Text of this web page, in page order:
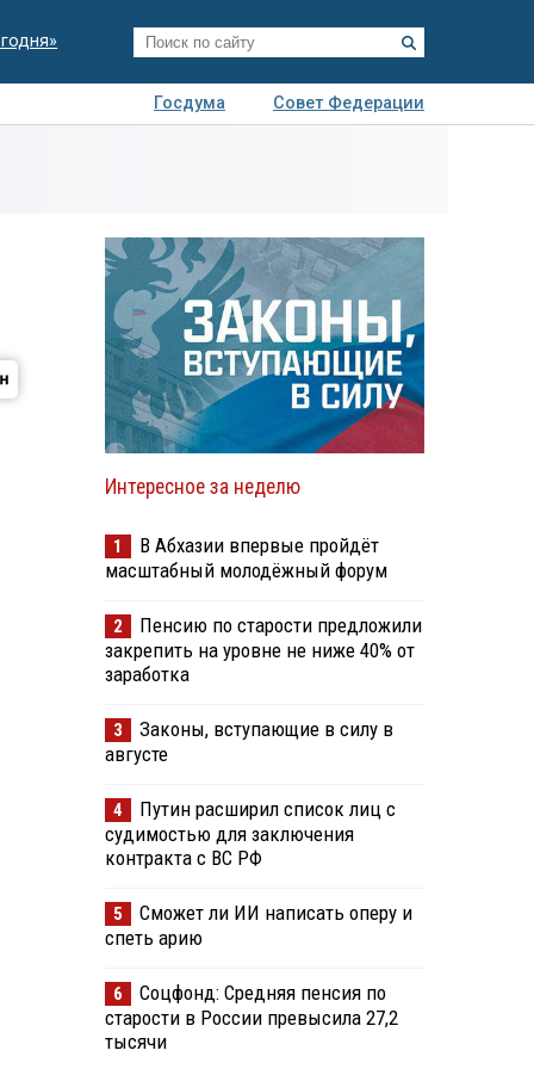
Госдума
Совет Федерации
Интересное за неделю
1
В Абхазии впервые пройдёт
масштабный молодёжный форум
2
Пенсию по старости предложили
закрепить на уровне не ниже 40% от
заработка
3
Законы, вступающие в силу в
августе
4
Путин расширил список лиц с
судимостью для заключения
контракта с ВС РФ
5
Сможет ли ИИ написать оперу и
спеть арию
6
Соцфонд: Средняя пенсия по
старости в России превысила 27,2
тысячи